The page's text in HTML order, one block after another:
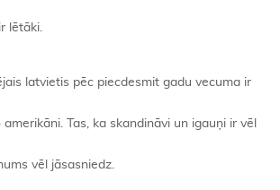
lētāki.
latvietis pēc piecdesmit gadu vecuma ir
Tas, ka skandināvi un igauņi ir vēl
vēl jāsasniedz.